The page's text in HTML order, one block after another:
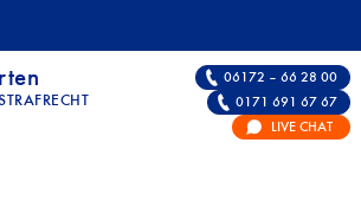
| FACHANWALT FÜR
06172 – 66 28 00
0171 691 67 67
LIVE CHAT